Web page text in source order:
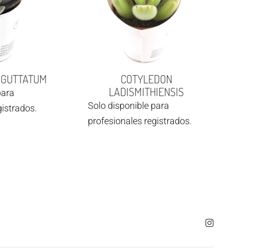
COTYLEDON
LADISMITHIENSIS
Solo disponible para
profesionales registrados.